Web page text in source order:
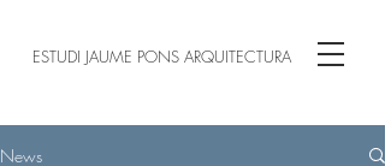
ESTUDI JAUME PONS ARQUITECTURA
News